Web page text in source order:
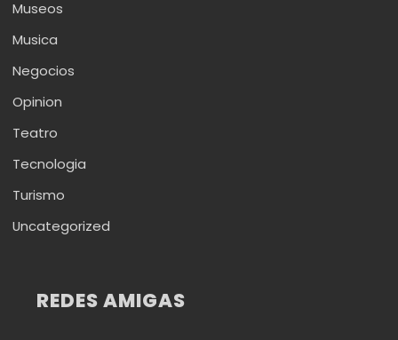
Museos
Musica
Negocios
Opinion
Teatro
Tecnologia
Turismo
Uncategorized
REDES AMIGAS